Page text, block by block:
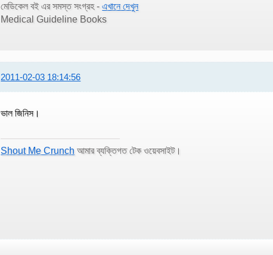
মেডিকেল বই এর সমস্ত সংগ্রহ -এখানে দেখুন
Medical Guideline Books
2011-02-03 18:14:56
ভাল জিনিস।
Shout Me Crunch আমার ব্যক্তিগত টেক ওয়েবসাইট।